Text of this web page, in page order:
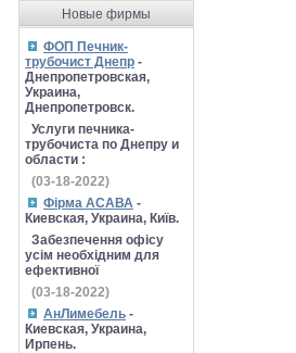
Новые фирмы
ФОП Печник-
трубочист Днепр -
Днепропетровская,
Украина,
Днепропетровск.
Услуги печника-
трубочиста по Днепру и
области :
(03-18-2022)
Фірма АСАВА -
Киевская, Украина, Київ.
Забезпечення офісу
усім необхідним для
ефективної
(03-18-2022)
АнЛимебель -
Киевская, Украина,
Ирпень.